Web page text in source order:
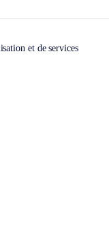
et de services